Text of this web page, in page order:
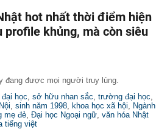
hot nhất thời điểm hiện
profile khủng, mà còn siêu
đang được mọi người truy lùng.
học sở hữu nhan sắc trường đại học
sinh năm 1998 khoa học xã hội
Ngành
mẹ đẻ Đại học Ngoại ngữ văn hóa Nhật
tiếng việt